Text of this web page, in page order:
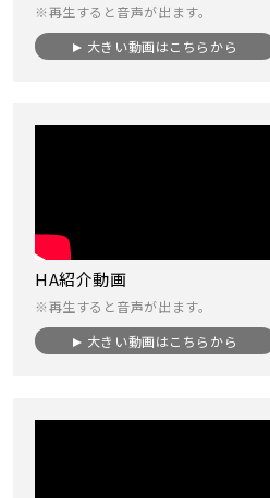
※再生すると音声が出ます。
大きい動画はこちらから
HA紹介動画
※再生すると音声が出ます。
大きい動画はこちらから